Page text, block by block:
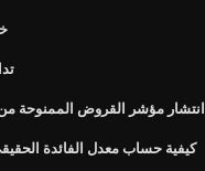
انتشار مؤشر القروض الممنوحة
كيفية حساب معدل الفائدة